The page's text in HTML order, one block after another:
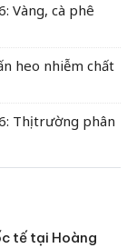
Vàng, cà phê
heo nhiễm chất
Thị trường phân
tế tại Hoàng